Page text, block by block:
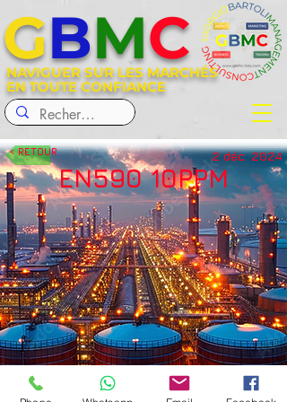
NAVIGUER SUR LES MARCHÉS
EN TOUTE CONFIANCE
GBMC
< RETOUR 2 déc. 2024
EN590 10PPM